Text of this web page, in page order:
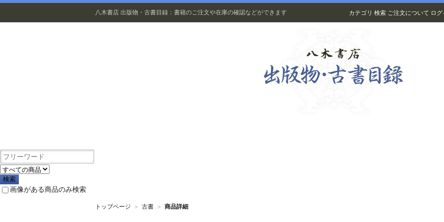
八木書店 出版物・古書目録：書籍のご注文や在庫の確認などができます カテゴリ 検索 ご注文について ログ
画像がある商品のみ検索
トップページ ＞ 古書 ＞ 商品詳細